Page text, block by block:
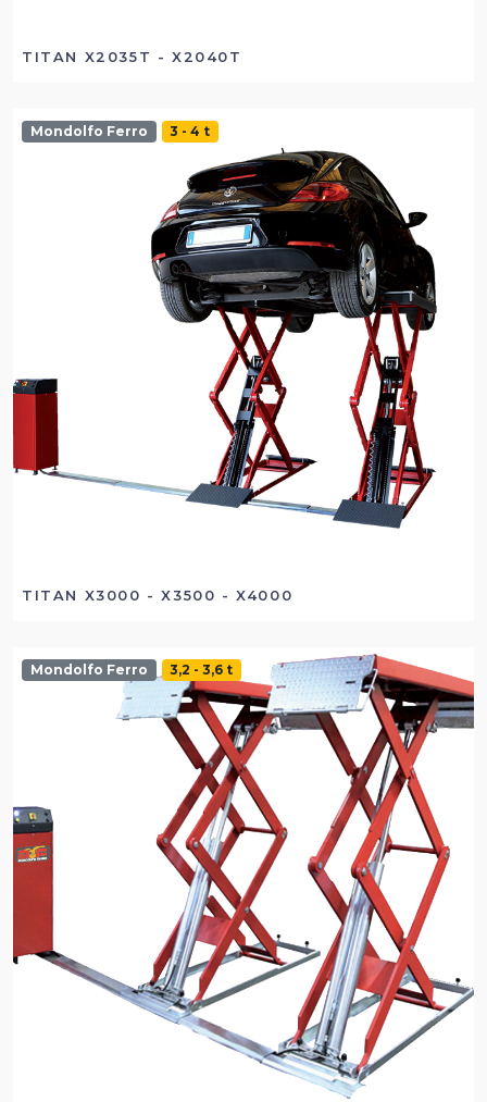
TITAN X2035T - X2040T
Mondolfo Ferro 3 - 4 t
TITAN X3000 - X3500 - X4000
Mondolfo Ferro 3,2 - 3,6 t